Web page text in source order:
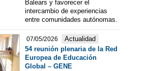
Balears y favorecer el
intercambio de experiencias
entre comunidades autónomas.
07/05/2026
Actualidad
54 reunión plenaria de la Red
Europea de Educación
Global – GENE